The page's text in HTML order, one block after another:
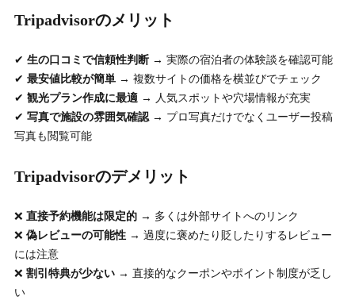
Tripadvisorのメリット
✔ 生の口コミで信頼性判断→ 実際の宿泊者の体験談を確認可能
✔ 最安値比較が簡単→ 複数サイトの価格を横並びでチェック
✔ 観光プラン作成に最適 → 人気スポットや穴場情報が充実
✔ 写真で施設の雰囲気確認→ プロ写真だけでなくユーザー投稿
写真も閲覧可能
Tripadvisorのデメリット
❌ 直接予約機能は限定的→ 多くは外部サイトへのリンク
❌ 偽レビューの可能性→ 過度に褒めたり貶したりするレビュー
には注意
❌ 割引特典が少ない→ 直接的なクーポンやポイント制度が乏し
い